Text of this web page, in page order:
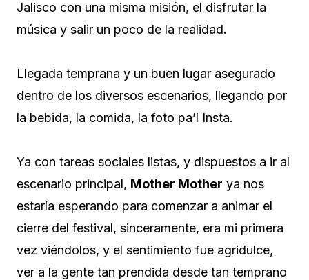
Jalisco con una misma misión, el disfrutar la
música y salir un poco de la realidad.
Llegada temprana y un buen lugar asegurado
dentro de los diversos escenarios, llegando por
la bebida, la comida, la foto pa’l Insta.
Ya con tareas sociales listas, y dispuestos a ir al
escenario principal, Mother Mother ya nos
estaría esperando para comenzar a animar el
cierre del festival, sinceramente, era mi primera
vez viéndolos, y el sentimiento fue agridulce,
ver a la gente tan prendida desde tan temprano